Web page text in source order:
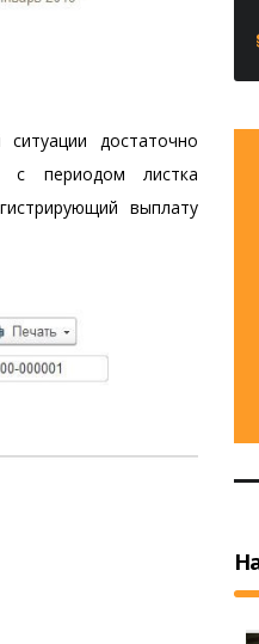
достаточно
с периодом листка
выплату